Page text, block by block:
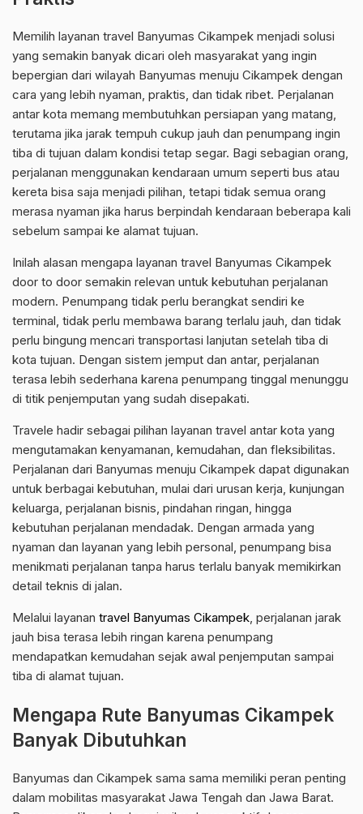
Memilih layanan travel Banyumas Cikampek menjadi solusi
yang semakin banyak dicari oleh masyarakat yang ingin
bepergian dari wilayah Banyumas menuju Cikampek dengan
cara yang lebih nyaman, praktis, dan tidak ribet. Perjalanan
antar kota memang membutuhkan persiapan yang matang,
terutama jika jarak tempuh cukup jauh dan penumpang ingin
tiba di tujuan dalam kondisi tetap segar. Bagi sebagian orang,
perjalanan menggunakan kendaraan umum seperti bus atau
kereta bisa saja menjadi pilihan, tetapi tidak semua orang
merasa nyaman jika harus berpindah kendaraan beberapa kali
sebelum sampai ke alamat tujuan.
Inilah alasan mengapa layanan travel Banyumas Cikampek
door to door semakin relevan untuk kebutuhan perjalanan
modern. Penumpang tidak perlu berangkat sendiri ke
terminal, tidak perlu membawa barang terlalu jauh, dan tidak
perlu bingung mencari transportasi lanjutan setelah tiba di
kota tujuan. Dengan sistem jemput dan antar, perjalanan
terasa lebih sederhana karena penumpang tinggal menunggu
di titik penjemputan yang sudah disepakati.
Travele hadir sebagai pilihan layanan travel antar kota yang
mengutamakan kenyamanan, kemudahan, dan fleksibilitas.
Perjalanan dari Banyumas menuju Cikampek dapat digunakan
untuk berbagai kebutuhan, mulai dari urusan kerja, kunjungan
keluarga, perjalanan bisnis, pindahan ringan, hingga
kebutuhan perjalanan mendadak. Dengan armada yang
nyaman dan layanan yang lebih personal, penumpang bisa
menikmati perjalanan tanpa harus terlalu banyak memikirkan
detail teknis di jalan.
Melalui layanan travel Banyumas Cikampek, perjalanan jarak
jauh bisa terasa lebih ringan karena penumpang
mendapatkan kemudahan sejak awal penjemputan sampai
tiba di alamat tujuan.
Mengapa Rute Banyumas Cikampek
Banyak Dibutuhkan
Banyumas dan Cikampek sama sama memiliki peran penting
dalam mobilitas masyarakat Jawa Tengah dan Jawa Barat.